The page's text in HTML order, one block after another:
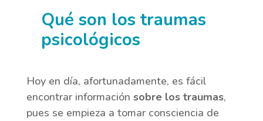
Qué son los traumas
psicológicos
Hoy en día, afortunadamente, es fácil
encontrar información sobre los traumas,
pues se empieza a tomar consciencia de